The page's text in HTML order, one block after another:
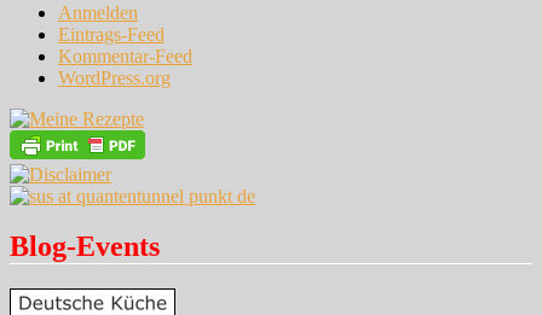
Anmelden
Eintrags-Feed
Kommentar-Feed
WordPress.org
Blog-Events